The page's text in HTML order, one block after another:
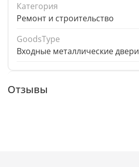
Категория
Ремонт и строительство
GoodsType
Входные металлические двери
Отзывы